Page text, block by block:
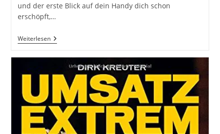
und der erste Blick auf dein Handy dich schon
erschöpft,…
WeiterlesenProblem
Prozess
Wandel
Vom
Chaos
Zur
Klarheit.